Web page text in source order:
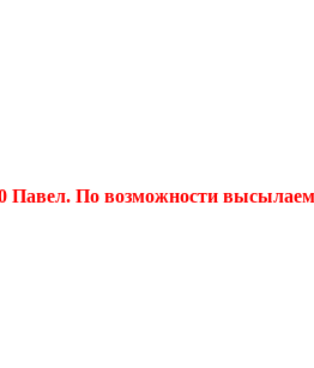
Павел. По возможности